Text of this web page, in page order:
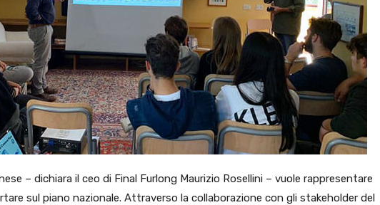
– dichiara il ceo di Final Furlong Maurizio Rosellini – vuole rappresentare
sul piano nazionale. Attraverso la collaborazione con gli stakeholder del